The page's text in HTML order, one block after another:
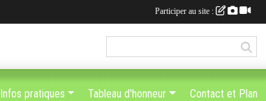
Infos pratiques Tableau d'honneur Contact et Plan
Participer au site :